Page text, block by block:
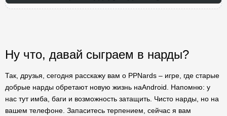
Ну что, давай сыграем в нарды?
Так, друзья, сегодня расскажу вам о PPNards – игре, где старые
добрые нарды обретают новую жизнь наAndroid. Напомню: у
нас тут имба, баги и возможность затащить. Чисто нарды, но на
вашем телефоне. Запаситесь терпением, сейчас я вам